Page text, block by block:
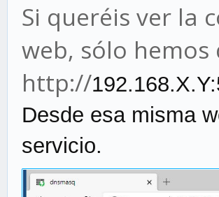
Si queréis ver la
web, sólo
http://19
Desde esa misma
servicio.